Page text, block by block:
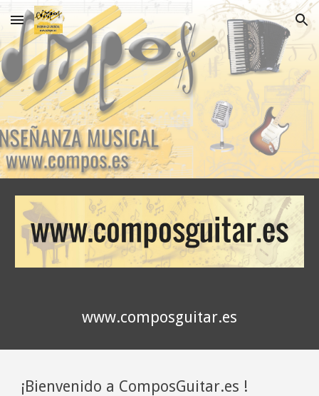
Skip to main content Skip to navigation
www.composguitar.es
¡Bienvenido a ComposGuitar.es !